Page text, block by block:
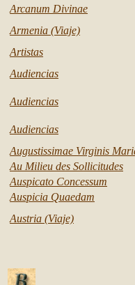
Arcanum Divinae
Armenia (Viaje)
Artistas
Audiencias
Audiencias
Audiencias
Augustissimae Virginis
Au Milieu des Sollicitudes
Auspicato Concessum
Auspicia Quaedam
Austria (Viaje)